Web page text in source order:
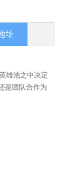
址
雄池之中决定
是团队合作为